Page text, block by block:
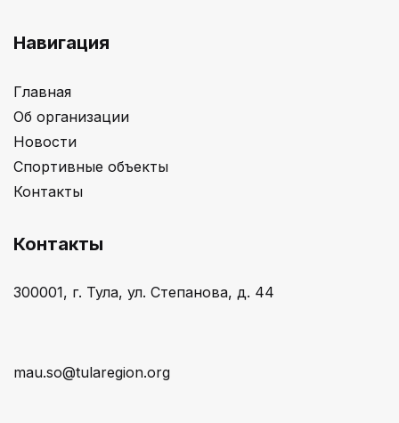
Навигация
Главная
Об организации
Новости
Спортивные объекты
Контакты
Контакты
300001, г. Тула, ул. Степанова, д. 44
mau.so@tularegion.org